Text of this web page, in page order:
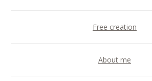
Free creation
About me